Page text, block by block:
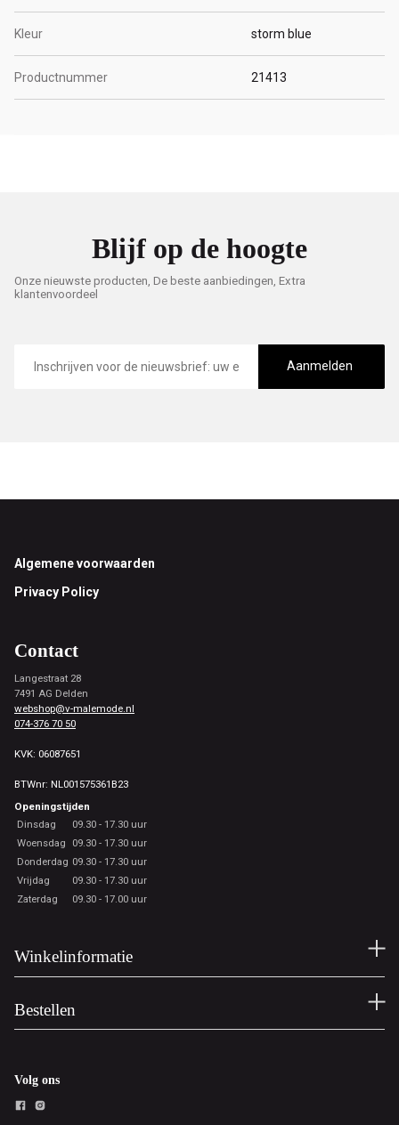
Kleur storm blue
Productnummer 21413
Blijf op de hoogte
Onze nieuwste producten, De beste aanbiedingen, Extra
klantenvoordeel
mailadres
Aanmelden
Footer
Algemene voorwaarden
Privacy Policy
Contact
Langestraat 28
7491 AG Delden
webshop@v-malemode.nl
074-376 70 50
KVK: 06087651
BTWnr: NL001575361B23
Openingstijden
Dinsdag
09.30 - 17.30 uur
Woensdag
09.30 - 17.30 uur
Donderdag 09.30 - 17.30 uur
Vrijdag
09.30 - 17.30 uur
Zaterdag
09.30 - 17.00 uur
Winkelinformatie
Bestellen
Volg ons